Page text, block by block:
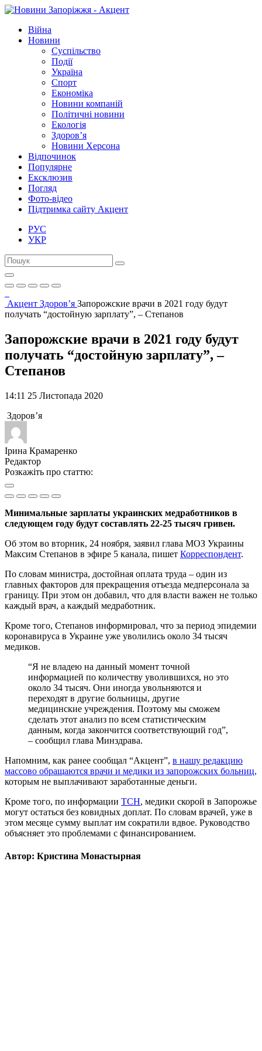
Війна
Новини
Суспільство
Події
Україна
Спорт
Економіка
Новини компаній
Політичні новини
Екологія
Здоров’я
Новини Херсона
Відпочинок
Популярне
Ексклюзив
Погляд
Фото-відео
Підтримка сайту Акцент
РУС
УКР
Акцент Здоров’я Запорожские врачи в 2021 году будут
получать “достойную зарплату”, – Степанов
Запорожские врачи в 2021 году будут
получать “достойную зарплату”, –
Степанов
14:11 25 Листопада 2020
Здоров’я
Ірина Крамаренко
Редактор
Розкажіть про статтю:
Минимальные зарплаты украинских медработников в
следующем году будут составлять 22-25 тысяч гривен.
Об этом во вторник, 24 ноября, заявил глава МОЗ Украины
Максим Степанов в эфире 5 канала, пишет Корреспондент.
По словам министра, достойная оплата труда – один из
главных факторов для прекращения отъезда медперсонала за
границу. При этом он добавил, что для власти важен не только
каждый врач, а каждый медработник.
Кроме того, Степанов информировал, что за период эпидемии
коронавируса в Украине уже уволились около 34 тысяч
медиков.
“Я не владею на данный момент точной
информацией по количеству уволившихся, но это
около 34 тысяч. Они иногда увольняются и
переходят в другие больницы, другие
медицинские учреждения. Поэтому мы сможем
сделать этот анализ по всем статистическим
данным, когда закончится соответствующий год”,
– сообщил глава Минздрава.
Напомним, как ранее сообщал “Акцент”, в нашу редакцию
массово обращаются врачи и медики из запорожских больниц,
которым не выплачивают заработанные деньги.
Кроме того, по информации ТСН, медики скорой в Запорожье
могут остаться без ковидных доплат. По словам врачей, уже в
этом месяце сумму выплат им сократили вдвое. Руководство
объясняет это проблемами с финансированием.
Автор: Кристина Монастырная